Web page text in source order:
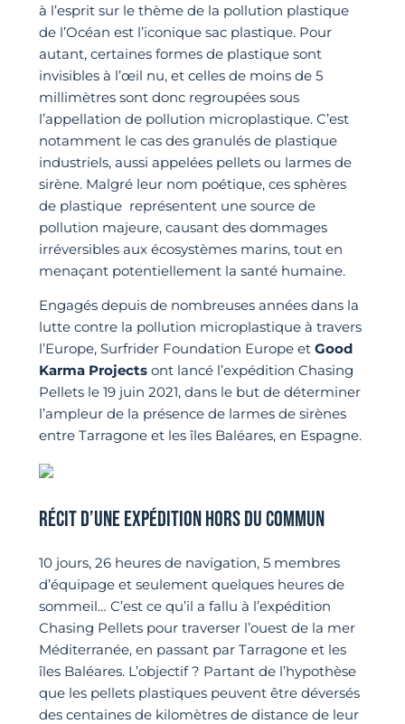
à l’esprit sur le thème de la pollution plastique
de l’Océan est l’iconique sac plastique. Pour
autant, certaines formes de plastique sont
invisibles à l’œil nu, et celles de moins de 5
millimètres sont donc regroupées sous
l’appellation de pollution microplastique. C’est
notamment le cas des granulés de plastique
industriels, aussi appelées pellets ou larmes de
sirène. Malgré leur nom poétique, ces sphères
de plastique représentent une source de
pollution majeure, causant des dommages
irréversibles aux écosystèmes marins, tout en
menaçant potentiellement la santé humaine.
Engagés depuis de nombreuses années dans la
lutte contre la pollution microplastique à travers
l’Europe, Surfrider Foundation Europe et Good
Karma Projectsont lancé l’expédition Chasing
Pellets le 19 juin 2021, dans le but de déterminer
l’ampleur de la présence de larmes de sirènes
entre Tarragone et les îles Baléares, en Espagne.
RÉCIT D’UNE EXPÉDITION HORS DU COMMUN
10 jours, 26 heures de navigation, 5 membres
d’équipage et seulement quelques heures de
sommeil… C’est ce qu’il a fallu à l’expédition
Chasing Pellets pour traverser l’ouest de la mer
Méditerranée, en passant par Tarragone et les
îles Baléares. L’objectif ? Partant de l’hypothèse
que les pellets plastiques peuvent être déversés
des centaines de kilomètres de distance de leur